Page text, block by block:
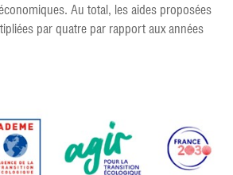
Au total, les aides proposées
par quatre par rapport aux années